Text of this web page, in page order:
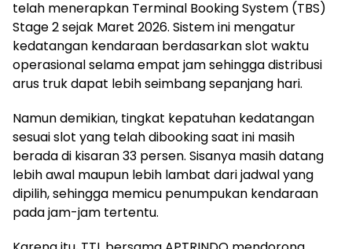
telah menerapkan Terminal Booking System (TBS)
Stage 2 sejak Maret 2026. Sistem ini mengatur
kedatangan kendaraan berdasarkan slot waktu
operasional selama empat jam sehingga distribusi
arus truk dapat lebih seimbang sepanjang hari.
Namun demikian, tingkat kepatuhan kedatangan
sesuai slot yang telah dibooking saat ini masih
berada di kisaran 33 persen. Sisanya masih datang
lebih awal maupun lebih lambat dari jadwal yang
dipilih, sehingga memicu penumpukan kendaraan
pada jam-jam tertentu.